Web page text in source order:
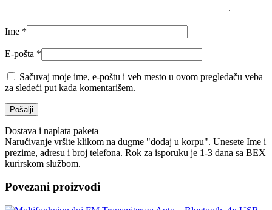
Ime *
E-pošta *
Sačuvaj moje ime, e-poštu i veb mesto u ovom pregledaču veba
za sledeći put kada komentarišem.
Dostava i naplata paketa
Naručivanje vršite klikom na dugme "dodaj u korpu". Unesete Ime i
prezime, adresu i broj telefona. Rok za isporuku je 1-3 dana sa BEX
kurirskom službom.
Povezani proizvodi